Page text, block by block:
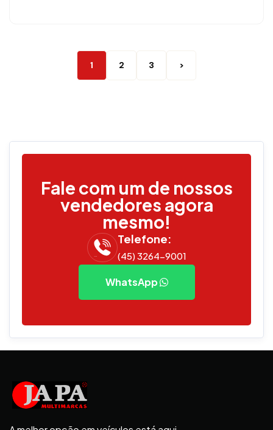
1 2 3 >
Fale com um de nossos
vendedores agora
mesmo!
Telefone:
(45) 3264-9001
WhatsApp